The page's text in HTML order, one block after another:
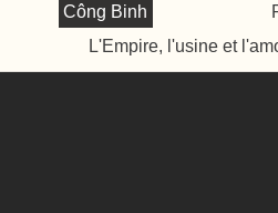
Công Binh
L'Empire, l'usine et